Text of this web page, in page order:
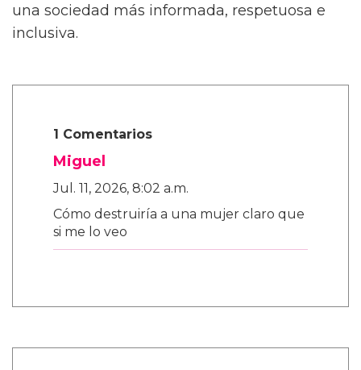
una sociedad más informada, respetuosa e
inclusiva.
1 Comentarios
Miguel
Jul. 11, 2026, 8:02 a.m.
Cómo destruiría a una mujer claro que
si me lo veo